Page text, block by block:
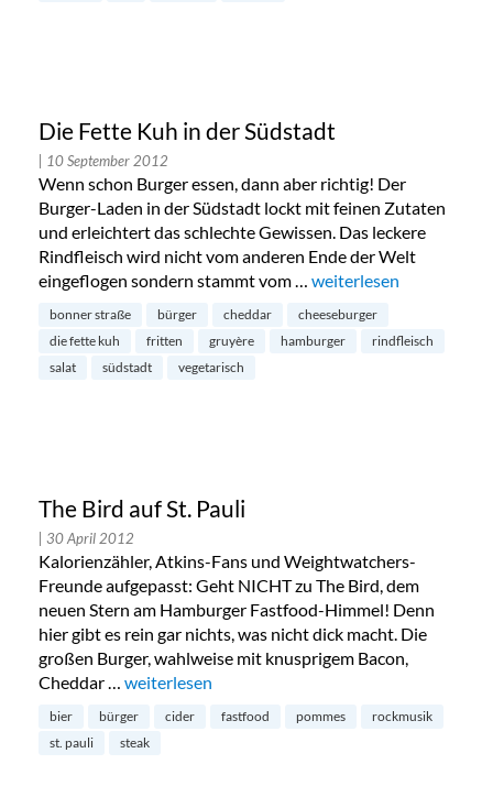
Die Fette Kuh in der Südstadt
| 10 September 2012
Wenn schon Burger essen, dann aber richtig! Der
Burger-Laden in der Südstadt lockt mit feinen Zutaten
und erleichtert das schlechte Gewissen. Das leckere
Rindfleisch wird nicht vom anderen Ende der Welt
eingeflogen sondern stammt vom … „Die Fette Kuh in der
weiterlesen
bonner straße bürger cheddar
cheeseburger
die fette kuh
fritten gruyère hamburger
rindfleisch
salat
südstadt vegetarisch
The Bird auf St. Pauli
| 30 April 2012
Kalorienzähler, Atkins-Fans und Weightwatchers-
Freunde aufgepasst: Geht NICHT zu The Bird, dem
neuen Stern am Hamburger Fastfood-Himmel! Denn
hier gibt es rein gar nichts, was nicht dick macht. Die
großen Burger, wahlweise mit knusprigem Bacon,
Cheddar … „The Bird auf St. Pauli“
weiterlesen
bier bürger cider fastfood pommes
rockmusik
st. pauli
steak